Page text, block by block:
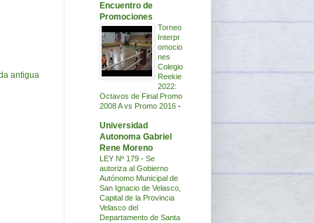
antigua
Encuentro de
Promociones
Torneo
Interpr
omocio
nes
Colegio
Reekie
2022:
Octavos de Final Promo
2008 A vs Promo 2016 -
Universidad
Autonoma Gabriel
Rene Moreno
LEY Nº 179 - Se
autoriza al Gobierno
Autónomo Municipal de
San Ignacio de Velasco,
Capital de la Provincia
Velasco del
Departamento de Santa